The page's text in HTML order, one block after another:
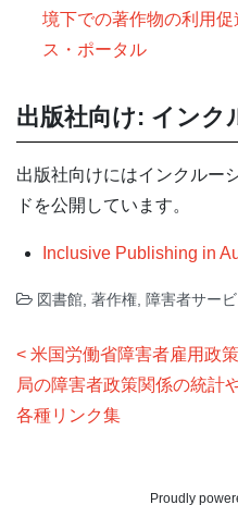
境下での著作物の利用
ス・ポータル
出版社向け: インク
出版社向けにはインクルー
ドを公開しています。
Inclusive Publishing in
図書館, 著作権, 障害者サービ
投
稿
ナ
米国労働省障害者雇用政策
局の障害者政策関係の統計
各種リンク集
Proudly